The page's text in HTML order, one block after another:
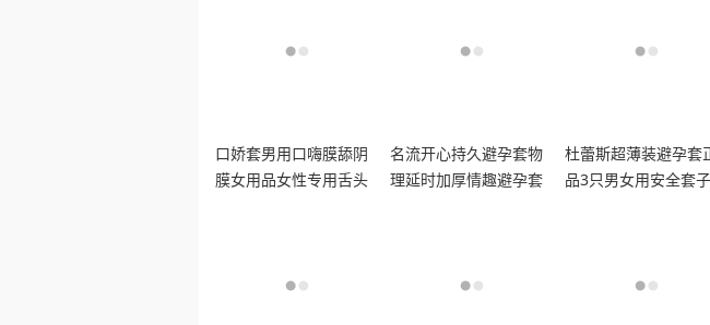
口娇套男用口嗨膜舔阴
膜女用品女性专用舌头
名流开心持久避孕套物
理延时加厚情趣避孕套
杜蕾斯超薄装避孕套
品3只男女用安全套